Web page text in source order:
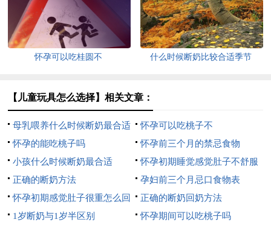
怀孕可以吃桂圆不 什么时候断奶比较合适季节
【儿童玩具怎么选择】相关文章：
母乳喂养什么时候断奶最合适
怀孕可以吃桃子不
怀孕的能吃桃子吗
怀孕前三个月的禁忌食物
小孩什么时候断奶最合适
怀孕初期睡觉感觉肚子不舒服
正确的断奶方法
孕妇前三个月忌口食物表
怀孕初期感觉肚子很重怎么回
事
正确的断奶回奶方法
1岁断奶与1岁半区别
怀孕期间可以吃桃子吗